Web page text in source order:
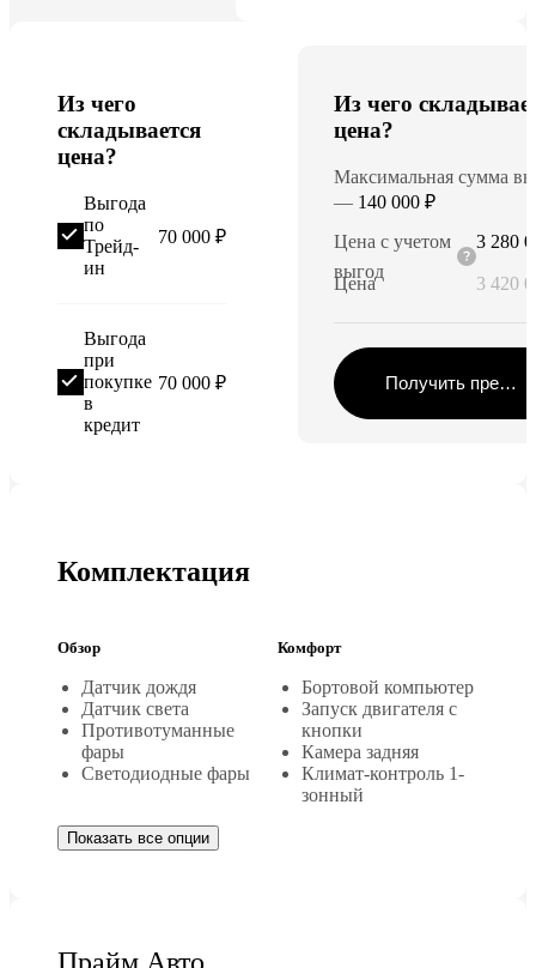
Из чего
складывается
цена?
70 000 ₽
Выгода
по
Трейд-
ин
70 000 ₽
Выгода
при
покупке
в
кредит
Из чего
цена?
Максимальная сумма
— 140 000 ₽
Цена с учетом
выгод
3 280
Цена 3 420
Получить
Комплектация
Обзор
Датчик дождя
Датчик света
Противотуманные
фары
Светодиодные фары
Комфорт
Бортовой компьютер
Запуск двигателя с
кнопки
Камера задняя
Климат-контроль 1-
зонный
Показать все опции